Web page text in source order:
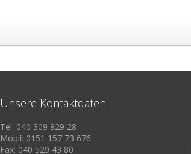
Unsere Kontaktdaten
Tel: 040 309 829 28
Mobil: 0151 157 73 676
Fax: 040 529 43 80